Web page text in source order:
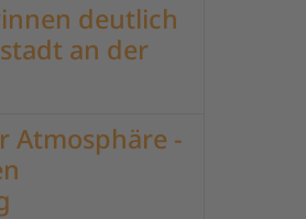
deutlich
an der
Atmosphäre -